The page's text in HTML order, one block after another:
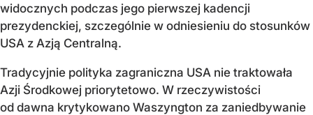
widocznych podczas jego pierwszej kadencji
prezydenckiej, szczególnie w odniesieniu do stosunków
USA z Azją Centralną.
Tradycyjnie polityka zagraniczna USA nie traktowała
Azji Środkowej priorytetowo. W rzeczywistości
od dawna krytykowano Waszyngton za zaniedbywanie